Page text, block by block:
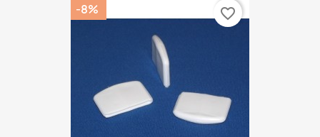
-8% favorite_border